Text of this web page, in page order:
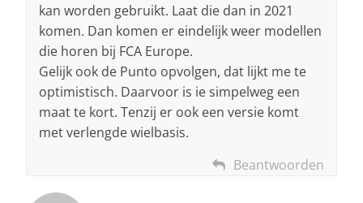
kan worden gebruikt. Laat die dan in 2021
komen. Dan komen er eindelijk weer modellen
die horen bij FCA Europe.
Gelijk ook de Punto opvolgen, dat lijkt me te
optimistisch. Daarvoor is ie simpelweg een
maat te kort. Tenzij er ook een versie komt
met verlengde wielbasis.
Beantwoorden